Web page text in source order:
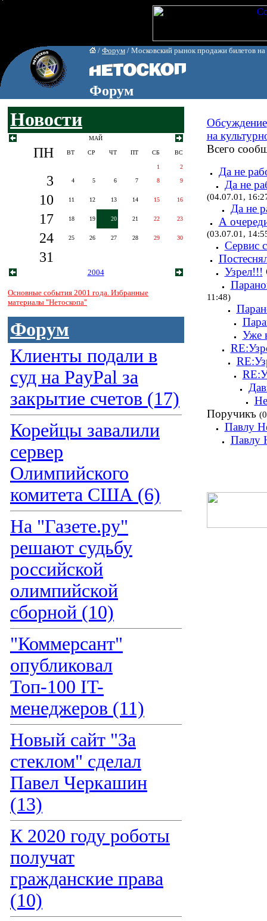
/ Форум / Московский рынок продажи билетов
Форум
Новости
МАЙ
ПН ВТ СР ЧТ ПТ СБ ВС
1 2
3 4 5 6 7 8 9
10 11 12 13 14 15 16
17 18 19 20 21 22 23
24 25 26 27 28 29 30
31
2004
Основные события 2001 года. Избранные
материалы "Нетоскопа"
Форум
Клиенты подали в
суд на PayPal за
закрытие счетов (17)
Корейцы завалили
сервер
Олимпийского
комитета США (6)
На "Газете.ру"
решают судьбу
российской
олимпийской
сборной (10)
"Коммерсант"
опубликовал
Топ-100 IT-
менеджеров (11)
Новый сайт "За
стеклом" сделал
Павел Черкашин
(13)
К 2020 году роботы
получат
гражданские права
(10)
Обсуждение
на
Всего
Да не
Да не
(04.07.01,
Да не
А
(03.07.01,
Сервис
Узрел!!!
11:48)
Уже
Поручикъ
Павлу
Павлу